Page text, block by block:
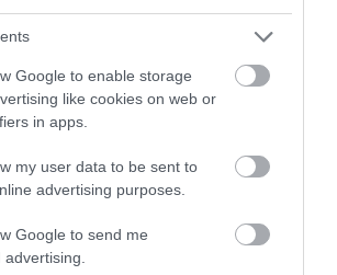
Google to enable storage
like cookies on web or
in apps.
my user data to be sent to
advertising purposes.
Google to send me
Removes All Parasites From
223